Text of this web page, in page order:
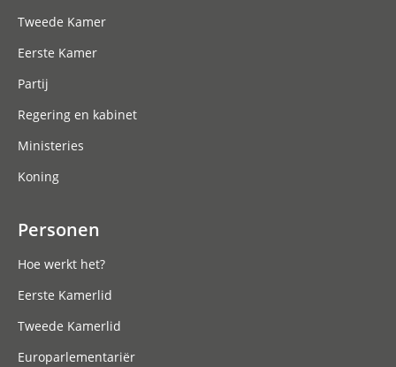
Tweede Kamer
Eerste Kamer
Partij
Regering en kabinet
Ministeries
Koning
Personen
Hoe werkt het?
Eerste Kamerlid
Tweede Kamerlid
Europarlementariër